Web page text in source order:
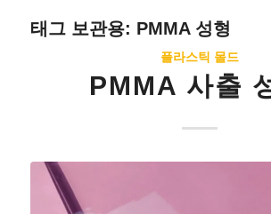
태그 보관용: PMMA 성형
플라스틱 몰드
PMMA 사출